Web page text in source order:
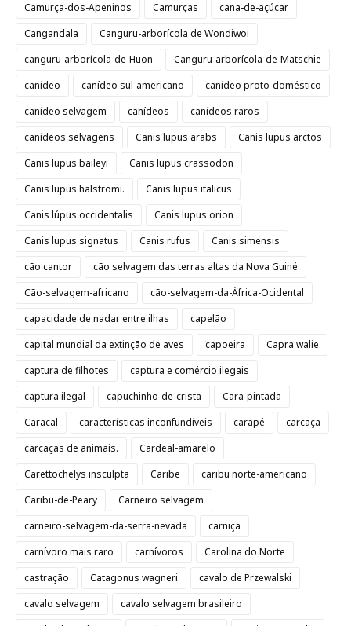
Camurça-dos-Apeninos
Camurças
cana-de-açúcar
Cangandala
Canguru-arborícola de Wondiwoi
canguru-arborícola-de-Huon
Canguru-arborícola-de-Matschie
canídeo
canídeo sul-americano
canídeo proto-doméstico
canídeo selvagem
canídeos
canídeos raros
canídeos selvagens
Canis lupus arabs
Canis lupus arctos
Canis lupus baileyi
Canis lupus crassodon
Canis lupus halstromi.
Canis lupus italicus
Canis lúpus occidentalis
Canis lupus orion
Canis lupus signatus
Canis rufus
Canis simensis
cão cantor
cão selvagem das terras altas da Nova Guiné
Cão-selvagem-africano
cão-selvagem-da-África-Ocidental
capacidade de nadar entre ilhas
capelão
capital mundial da extinção de aves
capoeira
Capra walie
captura de filhotes
captura e comércio ilegais
captura ilegal
capuchinho-de-crista
Cara-pintada
Caracal
características inconfundíveis carapé
carcaça
carcaças de animais.
Cardeal-amarelo
Carettochelys insculpta
Caribe
caribu norte-americano
Caribu-de-Peary
Carneiro selvagem
carneiro-selvagem-da-serra-nevada
carniça
carnívoro mais raro
carnívoros
Carolina do Norte
castração
Catagonus wagneri
cavalo de Przewalski
cavalo selvagem
cavalo selvagem brasileiro